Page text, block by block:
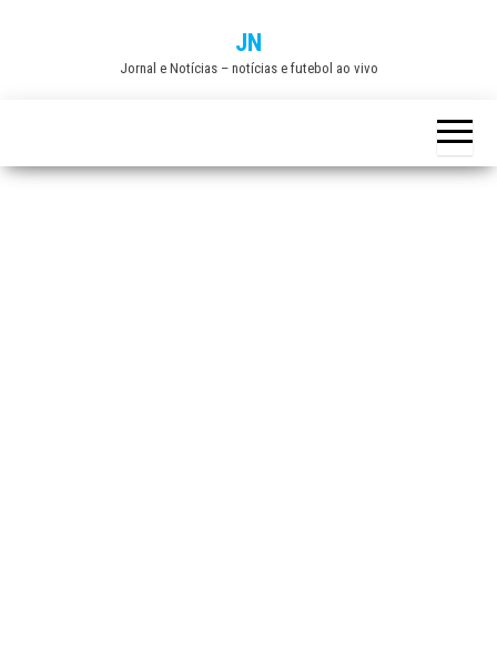
JN
Jornal e Notícias – notícias e futebol ao vivo